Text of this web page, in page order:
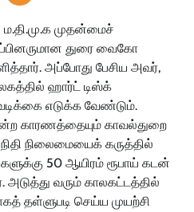
முதன்மைச்
துரை வைகோ
அப்போது பேசிய அவர்,
ஹார்ட் டிஸ்க்
எடுக்க வேண்டும்.
காரணத்தையும் காவல்துறை
நிலைமையைக் கருத்தில்
50 ஆயிரம் ரூபாய் கடன்
அடுத்து வரும் காலகட்டத்தில்
தள்ளுபடி செய்ய முயற்சி